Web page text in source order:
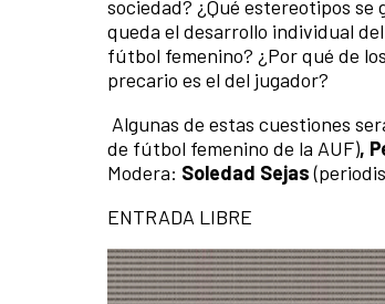
sociedad? ¿Qué estereotipos
queda el desarrollo individual
fútbol femenino? ¿Por qué de
precario es el del jugador?
Algunas de estas cuestiones
de fútbol femenino de la AUF),
Modera: Soledad Sejas
ENTRADA LIBRE